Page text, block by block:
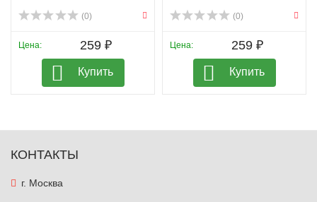
(0)
Цена: 259 ₽
Купить
(0)
Цена: 259 ₽
Купить
КОНТАКТЫ
г. Москва